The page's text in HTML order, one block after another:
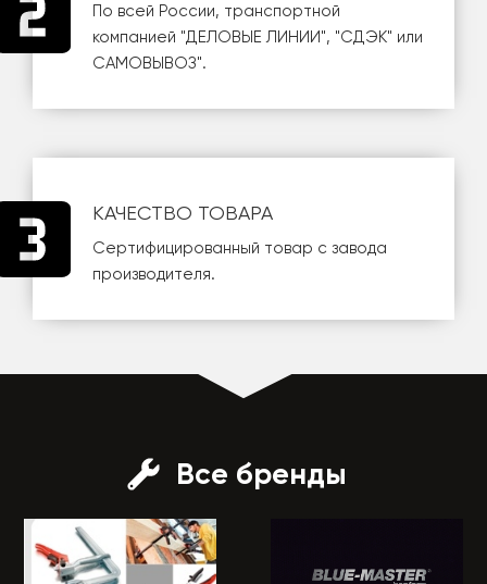
По всей России, транспортной
компанией "ДЕЛОВЫЕ ЛИНИИ", "СДЭК" или
САМОВЫВОЗ".
КАЧЕСТВО ТОВАРА
Сертифицированный товар с завода
производителя.
Все бренды